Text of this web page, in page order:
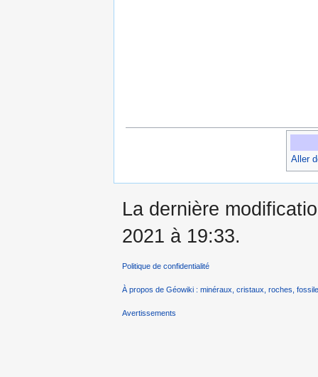
Aller
La dernière
2021 à 19:33.
Politique de confidentialité
À propos de Géowiki : minéraux, cristaux, roches,
Avertissements